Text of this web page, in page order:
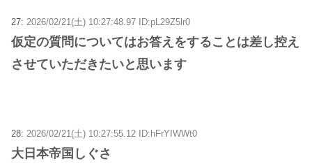
27: 2026/02/21(土) 10:27:48.97 ID:pL29Z5lr0
仮定の質問についてはお答えをすることは差し控え
させていただきたいと思います
28: 2026/02/21(土) 10:27:55.12 ID:hFrYIWWt0
大日本帝国しぐさ